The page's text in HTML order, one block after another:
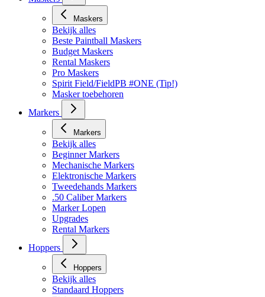
Maskers
Maskers
Bekijk alles
Beste Paintball Maskers
Budget Maskers
Rental Maskers
Pro Maskers
Spirit Field/FieldPB #ONE (Tip!)
Masker toebehoren
Markers
Markers
Bekijk alles
Beginner Markers
Mechanische Markers
Elektronische Markers
Tweedehands Markers
.50 Caliber Markers
Marker Lopen
Upgrades
Rental Markers
Hoppers
Hoppers
Bekijk alles